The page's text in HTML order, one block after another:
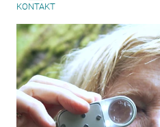
KONTAKT